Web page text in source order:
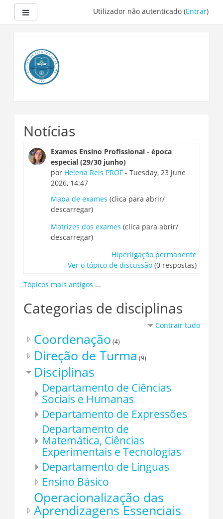
conteúdo
principal
Utilizador não autenticado (Entrar)
Notícias
Exames Ensino Profissional - época
especial (29/30 junho)
por Helena Reis PROF- Tuesday, 23 June
2026, 14:47
Mapa de exames (clica para abrir/
descarregar)
Matrizes dos exames (clica para abrir/
descarregar)
Hiperligação permanente
Ver o tópico de discussão(0 respostas)
Tópicos mais antigos ...
Categorias de disciplinas
Contrair tudo
Coordenação (4)
Direção de Turma (9)
Disciplinas
Departamento de Ciências
Sociais e Humanas
Departamento de Expressões
Departamento de
Matemática, Ciências
Experimentais e Tecnologias
Departamento de Línguas
Ensino Básico
Operacionalização das
Aprendizagens Essenciais